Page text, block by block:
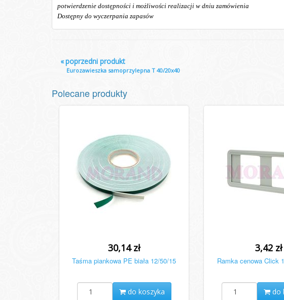
potwierdzenie dostępności i możliwości realizacji w dniu zamówienia
Dostępny do wyczerpania zapasów
«poprzedni produkt
Eurozawieszka samoprzylepna T 40/20x40
Polecane produkty
30,14 zł
Taśma piankowa PE biała 12/50/15
do koszyka
3,42 zł
Ramka cenowa Click
do